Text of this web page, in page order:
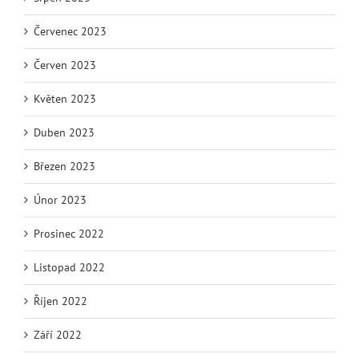
Červenec 2023
Červen 2023
Květen 2023
Duben 2023
Březen 2023
Únor 2023
Prosinec 2022
Listopad 2022
Říjen 2022
Září 2022